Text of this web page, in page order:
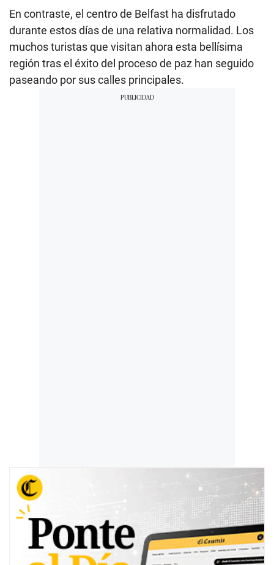
En contraste, el centro de Belfast ha disfrutado
durante estos días de una relativa normalidad. Los
muchos turistas que visitan ahora esta bellísima
región tras el éxito del proceso de paz han seguido
paseando por sus calles principales.